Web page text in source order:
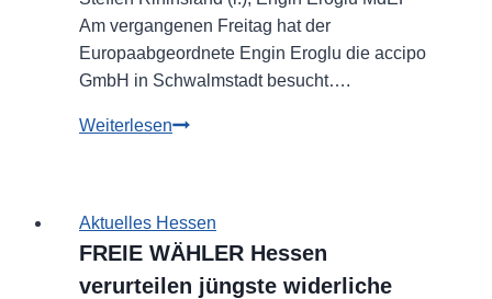
Am vergangenen Freitag hat der
Europaabgeordnete Engin Eroglu die accipo
GmbH in Schwalmstadt besucht….
WeiterlesenEngin
Deutschlands
größten
Online-
Aktuelles Hessen
FREIE WÄHLER Hessen
verurteilen jüngste widerliche